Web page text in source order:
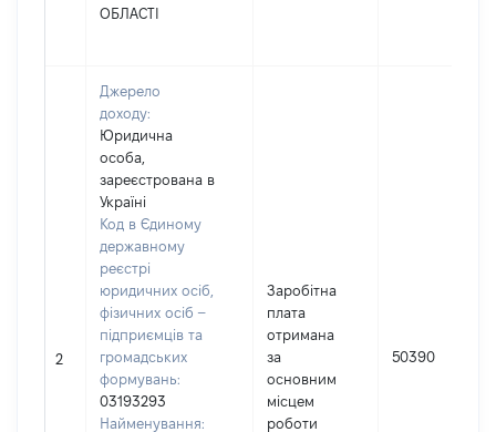
ОБЛАСТІ
2
Джерело
доходу:
Юридична
особа,
зареєстрована в
Україні
Код в Єдиному
державному
реєстрі
юридичних осіб,
фізичних осіб –
підприємців та
громадських
формувань:
03193293
Найменування:
Заробітна
плата
отримана
за
основним
місцем
роботи
50390